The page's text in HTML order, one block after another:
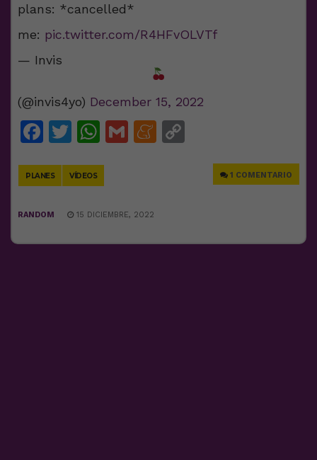
plans: *cancelled*
me: pic.twitter.com/R4HFvOLVTf
— Invis
(@invis4yo) December 15, 2022
Facebook
Twitter
WhatsApp
GmailMeneame
PLANES VÍDEOS 1 COMENTARIO
RANDOM 15 DICIEMBRE, 2022